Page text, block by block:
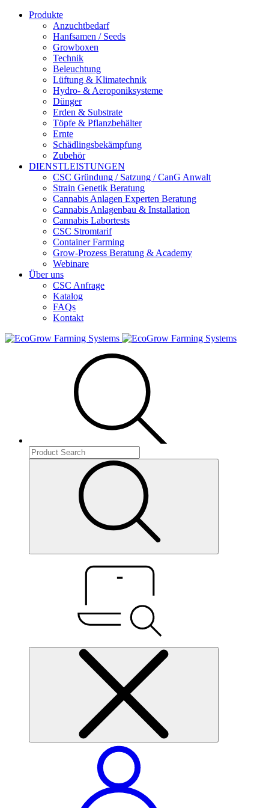
Produkte
Anzuchtbedarf
Hanfsamen / Seeds
Growboxen
Technik
Beleuchtung
Lüftung & Klimatechnik
Hydro- & Aeroponiksysteme
Dünger
Erden & Substrate
Töpfe & Pflanzbehälter
Ernte
Schädlingsbekämpfung
Zubehör
DIENSTLEISTUNGEN
CSC Gründung / Satzung / CanG Anwalt
Strain Genetik Beratung
Cannabis Anlagen Experten Beratung
Cannabis Anlagenbau & Installation
Cannabis Labortests
CSC Stromtarif
Container Farming
Grow-Prozess Beratung & Academy
Webinare
Über uns
CSC Anfrage
Katalog
FAQs
Kontakt